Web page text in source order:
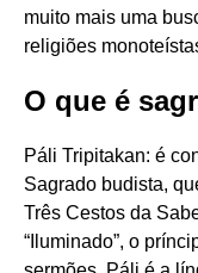
muito mais uma
religiões
O que é
Páli Tripitakan: é
Sagrado budista,
Três Cestos da
“Iluminado”, o